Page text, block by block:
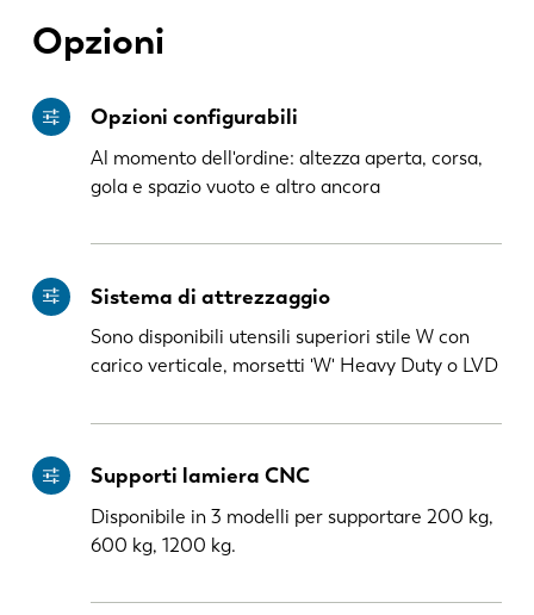
Opzioni
Opzioni configurabili
Al momento dell'ordine: altezza aperta, corsa,
gola e spazio vuoto e altro ancora
Sistema di attrezzaggio
Sono disponibili utensili superiori stile W con
carico verticale, morsetti 'W' Heavy Duty o LVD
Supporti lamiera CNC
Disponibile in 3 modelli per supportare 200 kg,
600 kg, 1200 kg.
EN
FR EN-US
ES PT-PT